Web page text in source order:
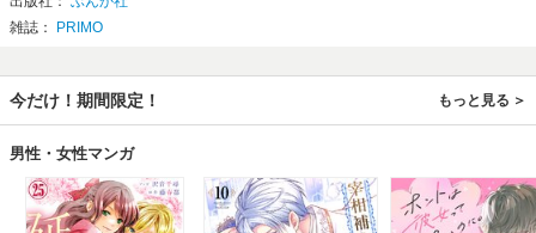
雑誌：
PRIMO
今だけ！期間限定！ もっと見る
男性・女性マンガ